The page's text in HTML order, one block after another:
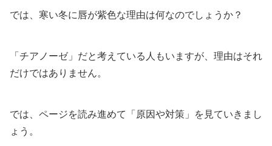
では、寒い冬に唇が紫色な理由は何なのでしょうか？
「チアノーゼ」だと考えている人もいますが、理由はそれ
だけではありません。
では、ページを読み進めて「原因や対策」を見ていきまし
ょう。